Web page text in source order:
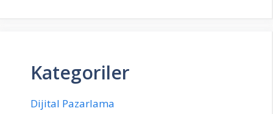
Kategoriler
Dijital Pazarlama